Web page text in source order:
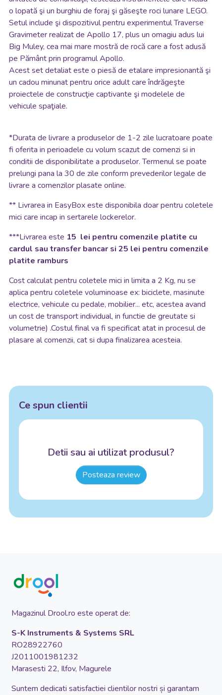
o lopată şi un burghiu de foraj şi găseşte roci lunare LEGO.
Setul include şi dispozitivul pentru experimentul Traverse
Gravimeter realizat de Apollo 17, plus un omagiu adus lui
Big Muley, cea mai mare mostră de rocă care a fost adusă
pe Pământ prin programul Apollo.
Acest set detaliat este o piesă de etalare impresionantă şi
un cadou minunat pentru orice adult care îndrăgeşte
proiectele de construcţie captivante şi modelele de
vehicule spaţiale.
*Durata de livrare a produselor de 1-2 zile lucratoare poate
fi oferita in perioadele cu volum scazut de comenzi si in
conditii de disponibilitate a produselor. Termenul se poate
prelungi pana la 30 de zile conform prevederilor legale de
livrare a comenzilor plasate online.
** Livrarea in EasyBox este disponibila doar pentru coletele
mici care incap in sertarele lockerelor.
***Livrarea este 15 lei pentru comenzile platite cu
cardul sau transfer bancar si 25 lei pentru comenzile
platite ramburs
Cost calculat pentru coletele mici in limita a 2 Kg, nu se
aplica pentru coletele voluminoase ex: biciclete, masinute
electrice, vehicule cu pedale, mobilier... etc, acestea avand
un cost de transport individual, in functie de greutate si
volumetrie) .Costul final va fi specificat atat in procesul de
plasare al comenzii, cat si dupa finalizarea acesteia.
Ce spun clientii
Detii sau ai utilizat produsul?
Posteaza review
Magazinul Drool.ro este operat de:
S-K Instruments & Systems SRL
RO28922760
J2011001981232
Marasesti 22, Ilfov, Magurele
Suntem dedicati satisfactiei clientilor nostri și garantam